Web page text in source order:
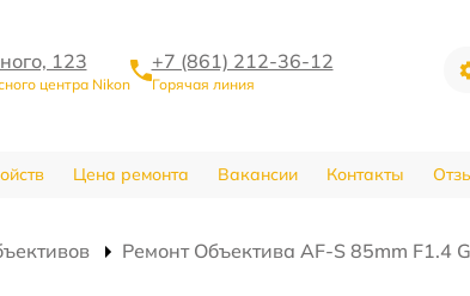
123
центра Nikon
+7 (861) 212-36-12
Горячая линия
Цена ремонта Вакансии Контакты
Ремонт Объектива AF-S 85mm F1.4